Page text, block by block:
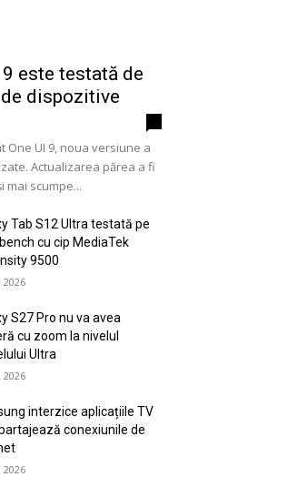
este testată de
dispozitive
One UI 9, noua versiune a
Actualizarea părea a fi
mai scumpe...
Tab S12 Ultra testată pe
cu cip MediaTek
9500
2026
S27 Pro nu va avea
cu zoom la nivelul
Ultra
2026
interzice aplicațiile TV
conexiunile de
2026